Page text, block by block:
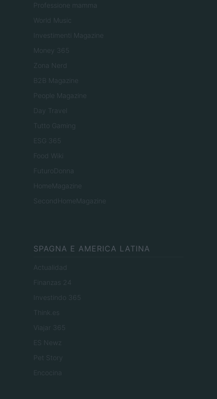
Professione mamma
World Music
Investimenti Magazine
Money 365
Zona Nerd
B2B Magazine
People Magazine
Day Travel
Tutto Gaming
ESG 365
Food Wiki
FuturoDonna
HomeMagazine
SecondHomeMagazine
SPAGNA E AMERICA LATINA
Actualidad
Finanzas 24
Investindo 365
Think.es
Viajar 365
ES Newz
Pet Story
Encocina